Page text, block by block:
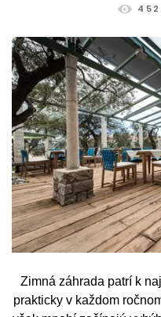
452
Zimná záhrada patrí k
prakticky v každom